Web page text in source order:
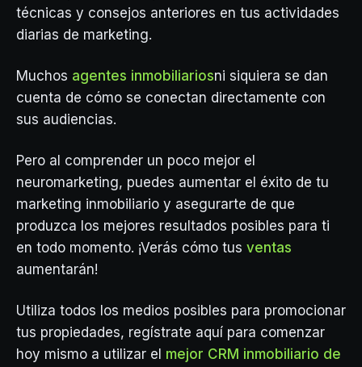
técnicas y consejos anteriores en tus actividades
diarias de marketing.
Muchos agentes inmobiliariosni siquiera se dan
cuenta de cómo se conectan directamente con
sus audiencias.
Pero al comprender un poco mejor el
neuromarketing, puedes aumentar el éxito de tu
marketing inmobiliario y asegurarte de que
produzca los mejores resultados posibles para ti
en todo momento. ¡Verás cómo tus ventas
aumentarán!
Utiliza todos los medios posibles para promocionar
tus propiedades, regístrate aquí para comenzar
hoy mismo a utilizar el mejor CRM inmobiliario de